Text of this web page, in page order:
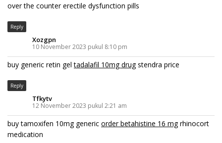
over the counter erectile dysfunction pills
Reply
Xozgpn
10 November 2023 pukul 8:10 pm
buy generic retin geltadalafil 10mg drugstendra price
Reply
Tfkytv
12 November 2023 pukul 2:21 am
buy tamoxifen 10mg generic order betahistine 16 mgrhinocort
medication